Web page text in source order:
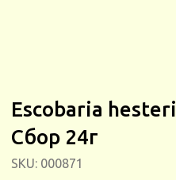
Escobaria
Сбор 24г
SKU: 000871